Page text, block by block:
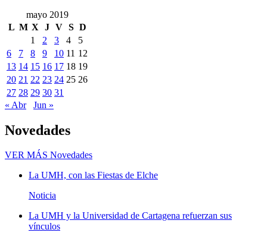
mayo 2019
L M X J V S D
1
2 3 4
5
6
7 8 9 10 11 12
13 14 15 16 17 18 19
20 21 22 23 24 25 26
27 28 29 30 31
« Abr
Jun »
Novedades
VER MÁS Novedades
La UMH, con las Fiestas de Elche
Noticia
La UMH y la Universidad de Cartagena refuerzan sus
vínculos